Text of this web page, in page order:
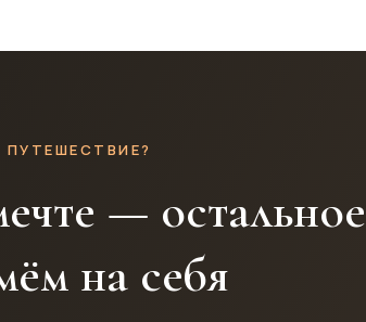
— остальное
на себя